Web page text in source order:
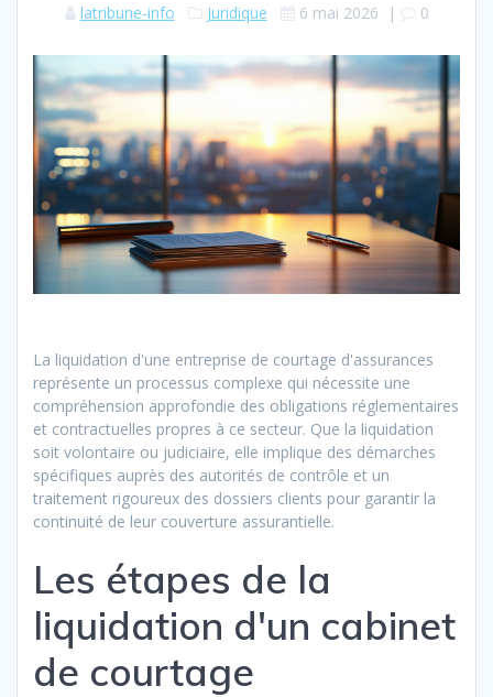
latribune-info Juridique 6 mai 2026 | 0
La liquidation d'une entreprise de courtage d'assurances
représente un processus complexe qui nécessite une
compréhension approfondie des obligations réglementaires
et contractuelles propres à ce secteur. Que la liquidation
soit volontaire ou judiciaire, elle implique des démarches
spécifiques auprès des autorités de contrôle et un
traitement rigoureux des dossiers clients pour garantir la
continuité de leur couverture assurantielle.
Les étapes de la
liquidation d'un cabinet
de courtage